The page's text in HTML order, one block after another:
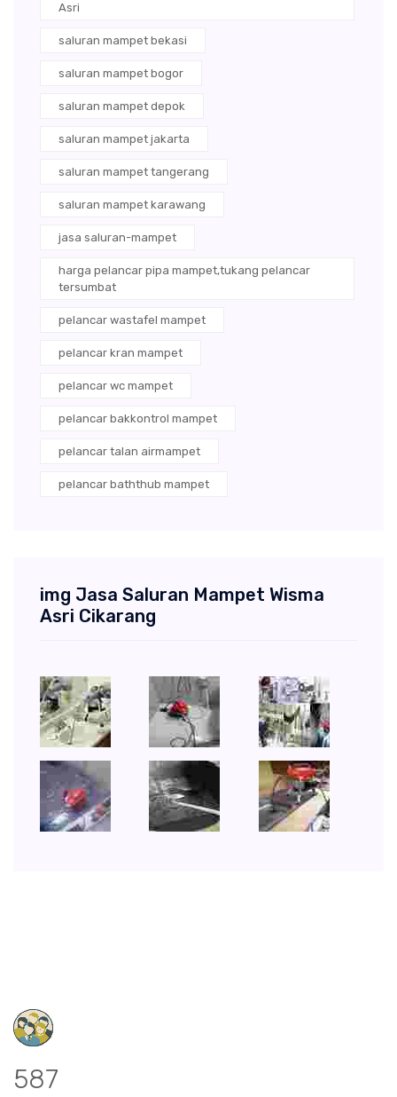
Asri
saluran mampet bekasi
saluran mampet bogor
saluran mampet depok
saluran mampet jakarta
saluran mampet tangerang
saluran mampet karawang
jasa saluran-mampet
harga pelancar pipa mampet,tukang pelancar
tersumbat
pelancar wastafel mampet
pelancar kran mampet
pelancar wc mampet
pelancar bakkontrol mampet
pelancar talan airmampet
pelancar baththub mampet
img Jasa Saluran Mampet Wisma
Asri Cikarang
587